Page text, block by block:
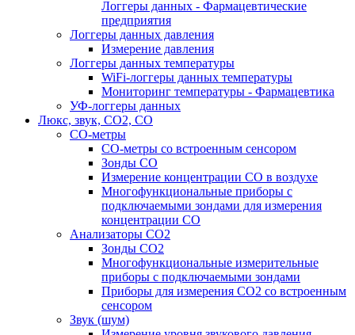
Логгеры данных - Фармацевтические
предприятия
Логгеры данных давления
Измерение давления
Логгеры данных температуры
WiFi-логгеры данных температуры
Мониторинг температуры - Фармацевтика
УФ-логгеры данных
Люкс, звук, CO2, CO
CO-метры
CO-метры со встроенным сенсором
Зонды CO
Измерение концентрации CO в воздухе
Многофункциональные приборы с
подключаемыми зондами для измерения
концентрации CO
Анализаторы CO2
Зонды CO2
Многофункциональные измерительные
приборы с подключаемыми зондами
Приборы для измерения CO2 со встроенным
сенсором
Звук (шум)